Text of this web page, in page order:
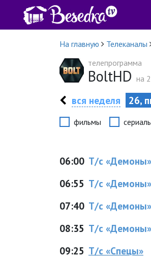
На главную Телеканалы
телепрограмма
BoltHD на
вся неделя 26,
фильмы
06:00 Т/с «Демоны»
06:55 Т/с «Демоны»
07:40 Т/с «Демоны»
08:35 Т/с «Демоны»
09:25 Т/с «Спецы»